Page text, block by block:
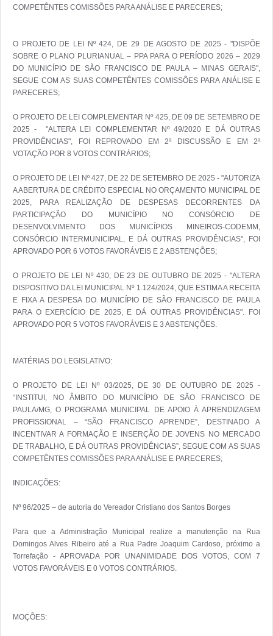
COMPETÊNTES COMISSÕES PARA ANÁLISE E PARECERES;
O PROJETO DE LEI Nº 424, DE 29 DE AGOSTO DE 2025 - "DISPÕE
SOBRE O PLANO PLURIANUAL – PPA PARA O PERÍODO 2026 – 2029
DO MUNICÍPIO DE SÃO FRANCISCO DE PAULA – MINAS GERAIS",
SEGUE COM AS SUAS COMPETÊNTES COMISSÕES PARA ANÁLISE E
PARECERES;
O PROJETO DE LEI COMPLEMENTAR Nº 425, DE 09 DE SETEMBRO DE
2025 -  "ALTERA LEI COMPLEMENTAR Nº 49/2020 E DÁ OUTRAS
PROVIDÊNCIAS", FOI REPROVADO EM 2ª DISCUSSÃO E EM 2ª
VOTAÇÃO POR 8 VOTOS CONTRÁRIOS;
O PROJETO DE LEI Nº 427, DE 22 DE SETEMBRO DE 2025 - "AUTORIZA
A ABERTURA DE CRÉDITO ESPECIAL NO ORÇAMENTO MUNICIPAL DE
2025, PARA REALIZAÇÃO DE DESPESAS DECORRENTES DA
PARTICIPAÇÃO DO MUNICÍPIO NO CONSÓRCIO DE
DESENVOLVIMENTO DOS MUNICÍPIOS MINEIROS-CODEMM,
CONSÓRCIO INTERMUNICIPAL, E DÁ OUTRAS PROVIDÊNCIAS", FOI
APROVADO POR 6 VOTOS FAVORÁVEIS E 2 ABSTENÇÕES;
O PROJETO DE LEI Nº 430, DE 23 DE OUTUBRO DE 2025 - "ALTERA
DISPOSITIVO DA LEI MUNICIPAL Nº 1.124/2024, QUE ESTIMA A RECEITA
E FIXA A DESPESA DO MUNICÍPIO DE SÃO FRANCISCO DE PAULA
PARA O EXERCÍCIO DE 2025, E DÁ OUTRAS PROVIDÊNCIAS". FOI
APROVADO POR 5 VOTOS FAVORÁVEIS E 3 ABSTENÇÕES.
MATÉRIAS DO LEGISLATIVO:
O PROJETO DE LEI Nº 03/2025, DE 30 DE OUTUBRO DE 2025 -
“INSTITUI, NO ÂMBITO DO MUNICÍPIO DE SÃO FRANCISCO DE
PAULA/MG, O PROGRAMA MUNICIPAL DE APOIO À APRENDIZAGEM
PROFISSIONAL – “SÃO FRANCISCO APRENDE”, DESTINADO A
INCENTIVAR A FORMAÇÃO E INSERÇÃO DE JOVENS NO MERCADO
DE TRABALHO, E DÁ OUTRAS PROVIDÊNCIAS”, SEGUE COM AS SUAS
COMPETÊNTES COMISSÕES PARA ANÁLISE E PARECERES;
INDICAÇÕES:
Nº 96/2025 – de autoria do Vereador Cristiano dos Santos Borges
Para que a Administração Municipal realize a manutenção na Rua
Domingos Alves Ribeiro até a Rua Padre Joaquim Cardoso, próximo a
Torrefação - APROVADA POR UNANIMIDADE DOS VOTOS, COM 7
VOTOS FAVORÁVEIS E 0 VOTOS CONTRÁRIOS.
MOÇÕES: